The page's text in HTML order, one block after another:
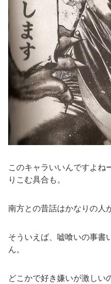
このキャラいいんですよね
りこむ具合も。
南方との昔話はかなりの人
そういえば、嘘喰いの事書
ん。
どこかで好き嫌いが激しい